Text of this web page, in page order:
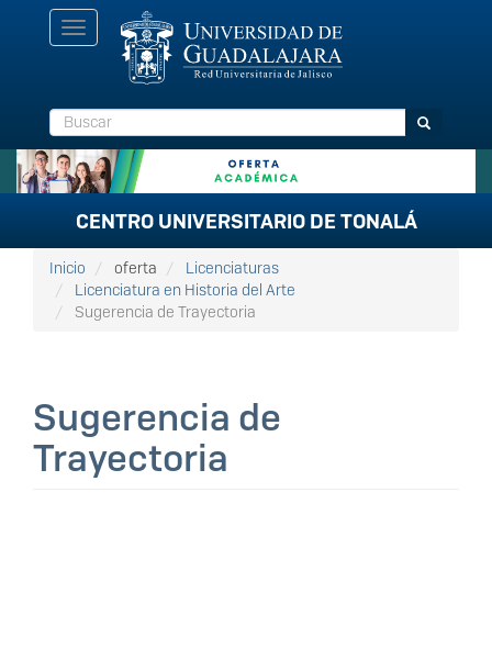
Toggle
navigation
Buscar Buscar
CENTRO UNIVERSITARIO DE TONALÁ
Inicio oferta
Licenciaturas
Licenciatura en Historia del Arte
Sugerencia de Trayectoria
Sugerencia de
Trayectoria